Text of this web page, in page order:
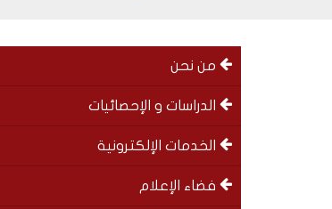
menu
left
من نحن
الدراسات و الإحصائيات
الخدمات الإلكترونية
فضاء الإعلام